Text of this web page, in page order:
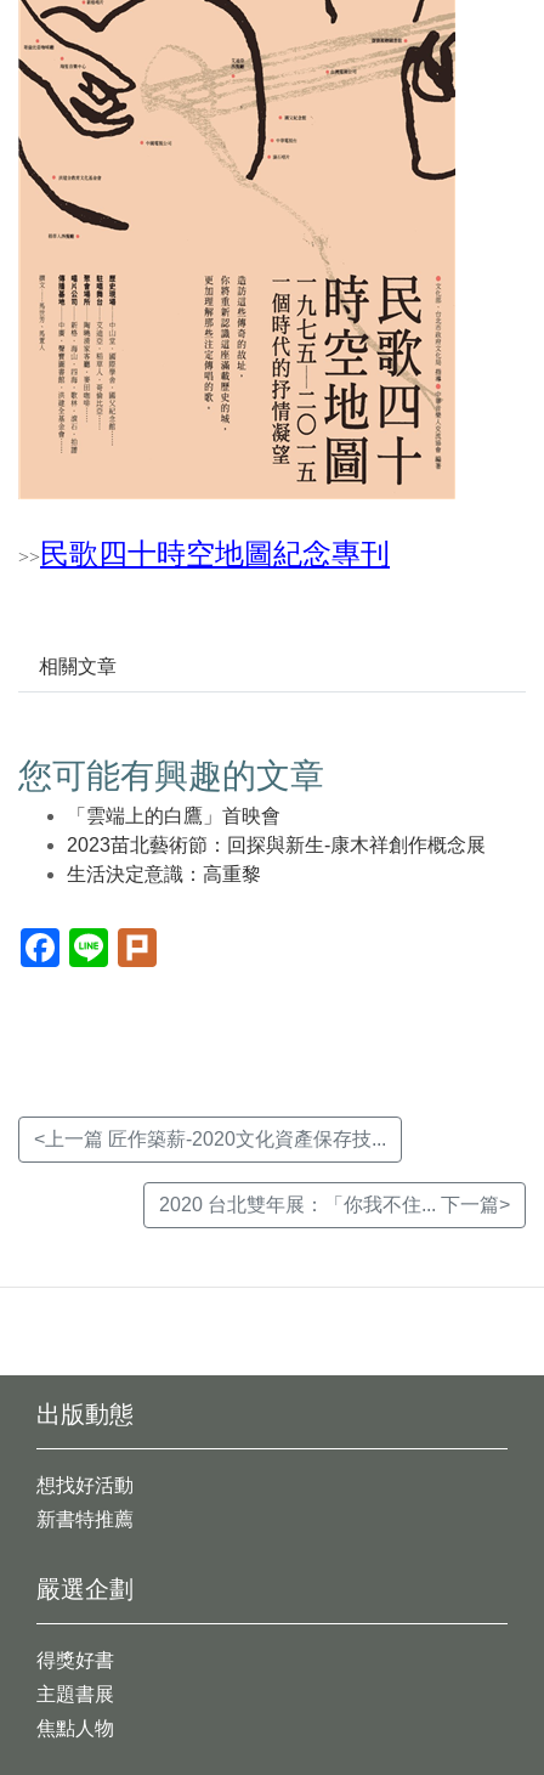
>> 民歌四十時空地圖紀念專刊
相關文章
您可能有興趣的文章
「雲端上的白鷹」首映會
2023苗北藝術節：回探與新生-康木祥創作概念展
生活決定意識：高重黎
Facebook(另
開
Line(另
開
<上一篇 匠作築薪-2020文化資產保存技...
2020 台北雙年展：「你我不住... 下一篇>
出版動態
想找好活動
新書特推薦
嚴選企劃
得獎好書
主題書展
焦點人物